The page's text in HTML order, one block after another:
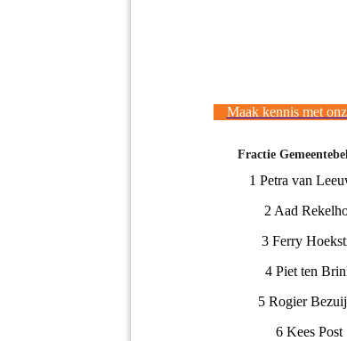
Maak kennis met
Fractie
1 Petra van
2 Aad
3 Ferry
4 Piet ten
5 Rogier
6 Kees Post